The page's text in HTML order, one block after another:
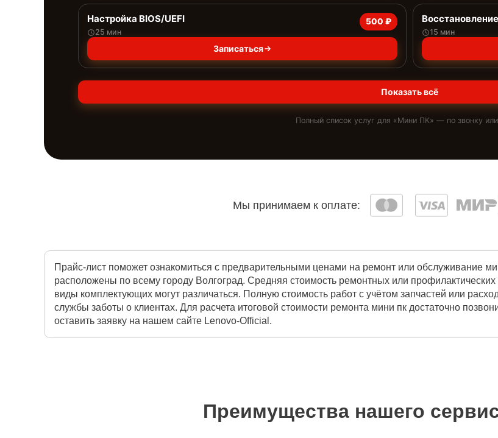
Настройка BIOS/UEFI
25 мин
500 ₽
Записаться
15 мин
Показать всё
Полный список услуг для «Мини ПК» — по звонку
Мы принимаем к оплате:
Прайс-лист поможет ознакомиться с предварительными ценами на ремонт или обслуживание
расположены по всему городу Волгоград. Средняя стоимость ремонтных или
виды комплектующих могут различаться. Полную стоимость работ с учётом запчастей или
службы заботы о клиентах. Для расчета итоговой стоимости ремонта мини пк достаточно
оставить заявку на нашем сайте Lenovo-Official.
Преимущества нашего